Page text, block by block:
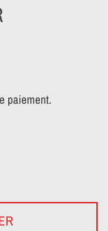
paiement.